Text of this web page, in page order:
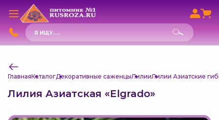
Поиск
товаров
ГлавнаяКаталогДекоративные саженцыЛилииЛилии Азиатские
Лилия Азиатская «Elgrado»